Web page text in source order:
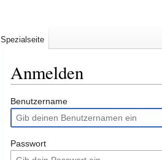
Anmelden
Zur
Navigation
springen
Zur
Suche
springen
Benutzername
Passwort
Spezialseite